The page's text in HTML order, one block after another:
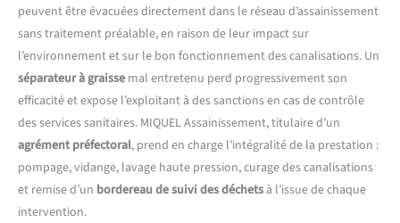
peuvent être évacuées directement dans le réseau d’assainissement
sans traitement préalable, en raison de leur impact sur
l’environnement et sur le bon fonctionnement des canalisations. Un
séparateur à graisse mal entretenu perd progressivement son
efficacité et expose l’exploitant à des sanctions en cas de contrôle
des services sanitaires. MIQUEL Assainissement, titulaire d’un
agrément préfectoral, prend en charge l’intégralité de la prestation :
pompage, vidange, lavage haute pression, curage des canalisations
et remise d’un bordereau de suivi des déchetsà l’issue de chaque
intervention.